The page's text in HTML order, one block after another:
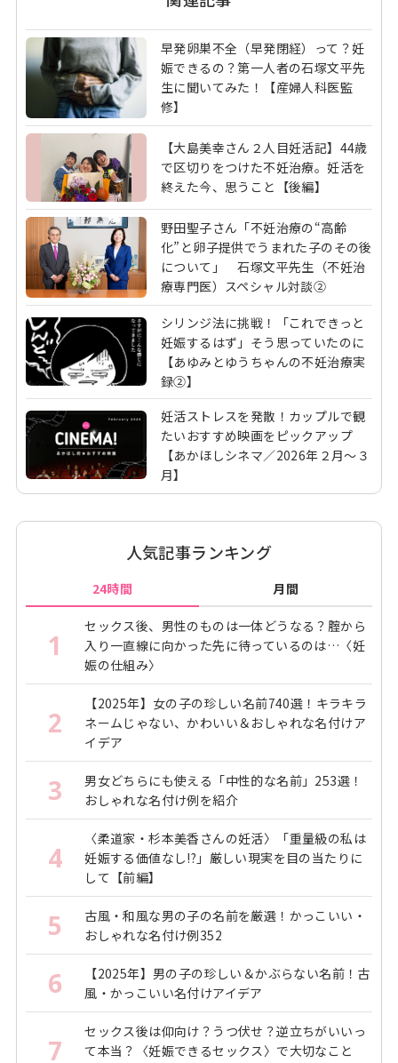
早発卵巣不全（早発閉経）って？妊
娠できるの？第一人者の石塚文平先
生に聞いてみた！【産婦人科医監
修】
【大島美幸さん２人目妊活記】44歳
で区切りをつけた不妊治療。妊活を
終えた今、思うこと【後編】
野田聖子さん「不妊治療の“高齢
化”と卵子提供でうまれた子のその後
について」 石塚文平先生（不妊治
療専門医）スペシャル対談②
シリンジ法に挑戦！「これできっと
妊娠するはず」そう思っていたのに
【あゆみとゆうちゃんの不妊治療実
録②】
妊活ストレスを発散！カップルで観
たいおすすめ映画をピックアップ
【あかほしシネマ／2026年２月～３
月】
人気記事ランキング
24時間 月間
1
セックス後、男性のものは一体どうなる？腟から
入り一直線に向かった先に待っているのは…〈妊
娠の仕組み〉
2
【2025年】女の子の珍しい名前740選！キラキラ
ネームじゃない、かわいい＆おしゃれな名付けア
イデア
3
男女どちらにも使える「中性的な名前」253選！
おしゃれな名付け例を紹介
4
〈柔道家・杉本美香さんの妊活〉「重量級の私は
妊娠する価値なし!?」厳しい現実を目の当たりに
して【前編】
5
古風・和風な男の子の名前を厳選！かっこいい・
おしゃれな名付け例352
6
【2025年】男の子の珍しい＆かぶらない名前！古
風・かっこいい名付けアイデア
7
セックス後は仰向け？うつ伏せ？逆立ちがいいっ
て本当？〈妊娠できるセックス〉で大切なこと